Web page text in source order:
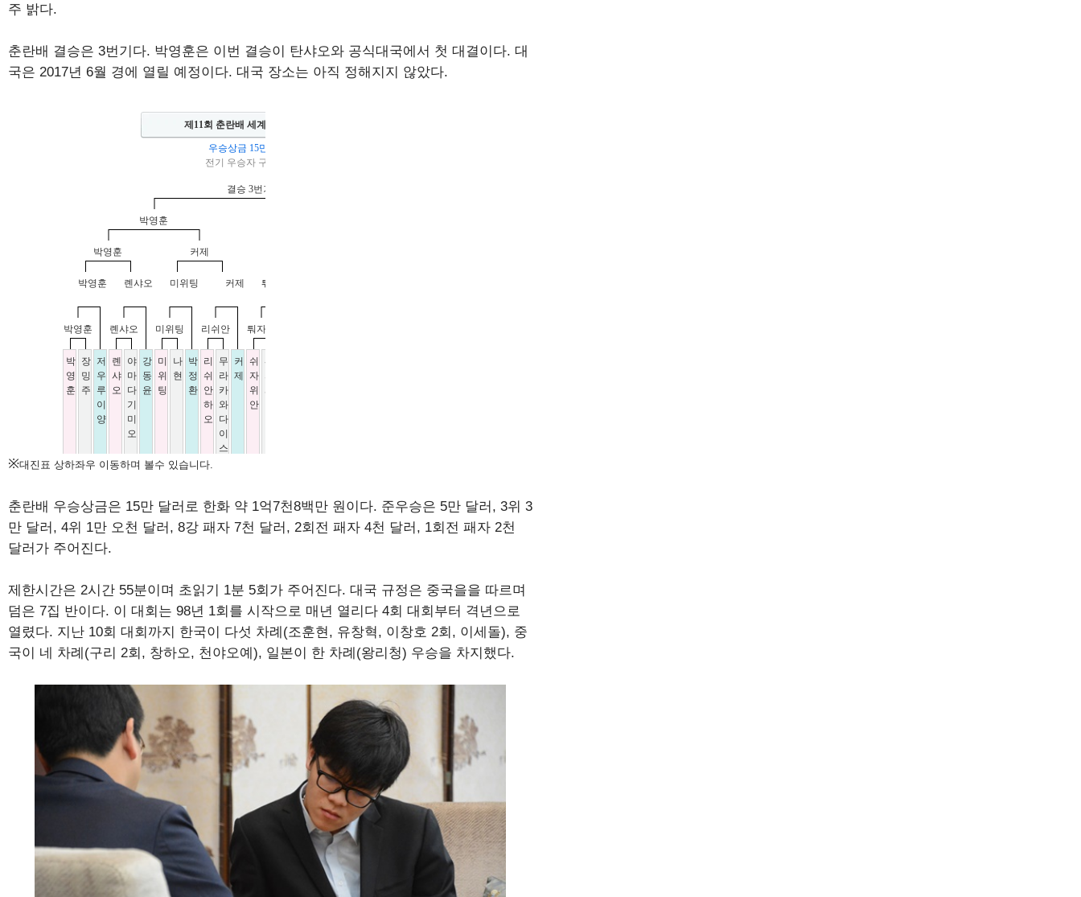
주 밝다.
춘란배 결승은 3번기다. 박영훈은 이번 결승이 탄샤오와 공식대국에서 첫 대결이다. 대
국은 2017년 6월 경에 열릴 예정이다. 대국 장소는 아직 정해지지 않았다.
※대진표 상하좌우 이동하며 볼수 있습니다.
춘란배 우승상금은 15만 달러로 한화 약 1억7천8백만 원이다. 준우승은 5만 달러, 3위 3
만 달러, 4위 1만 오천 달러, 8강 패자 7천 달러, 2회전 패자 4천 달러, 1회전 패자 2천
달러가 주어진다.
제한시간은 2시간 55분이며 초읽기 1분 5회가 주어진다. 대국 규정은 중국을을 따르며
덤은 7집 반이다. 이 대회는 98년 1회를 시작으로 매년 열리다 4회 대회부터 격년으로
열렸다. 지난 10회 대회까지 한국이 다섯 차례(조훈현, 유창혁, 이창호 2회, 이세돌), 중
국이 네 차례(구리 2회, 창하오, 천야오예), 일본이 한 차례(왕리청) 우승을 차지했다.